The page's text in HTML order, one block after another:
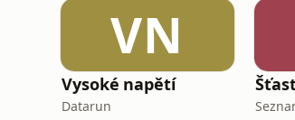
VN
Vysoké napětí
Datarun